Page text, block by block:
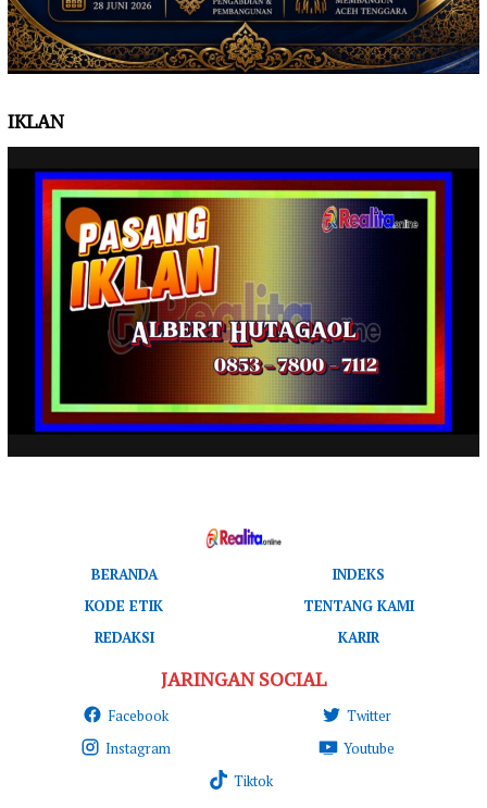
IKLAN
BERANDA
INDEKS
KODE ETIK
TENTANG KAMI
REDAKSI
KARIR
JARINGAN SOCIAL
Facebook
Twitter
Instagram
Youtube
Tiktok